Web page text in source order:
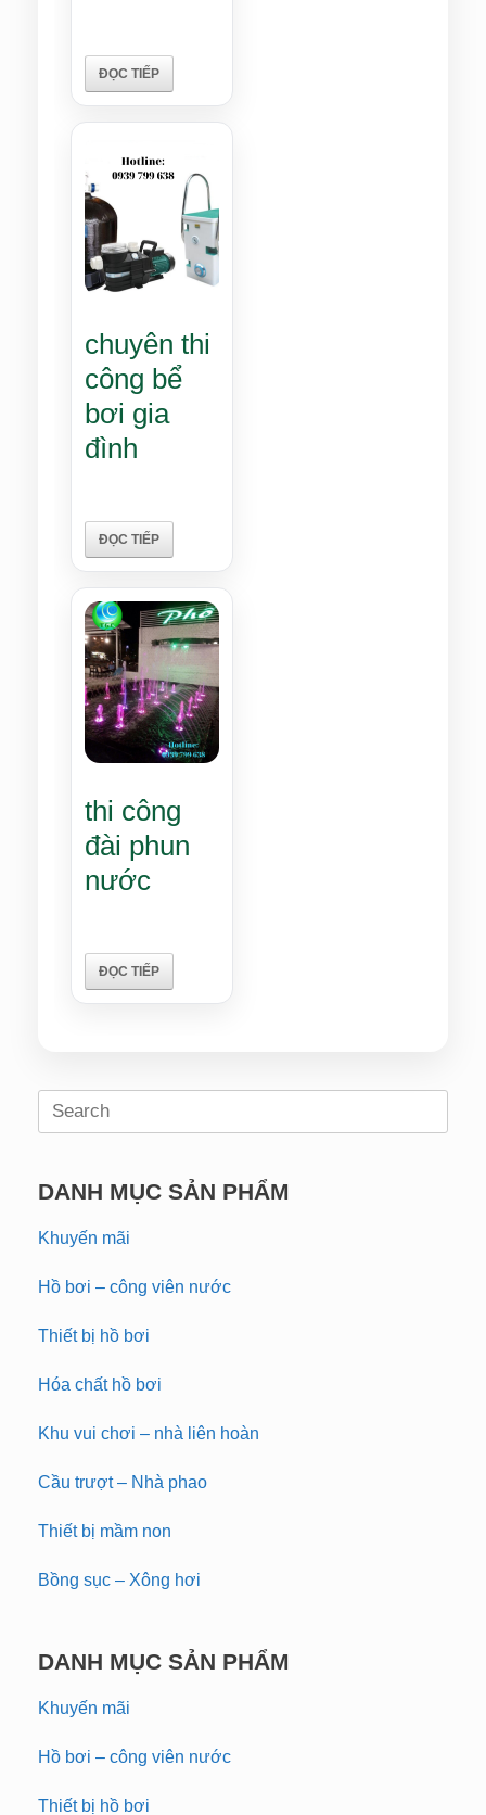
ĐỌC TIẾP
chuyên thi
công bể
bơi gia
đình
ĐỌC TIẾP
thi công
đài phun
nước
ĐỌC TIẾP
Search
DANH MỤC SẢN PHẨM
Khuyến mãi
Hồ bơi – công viên nước
Thiết bị hồ bơi
Hóa chất hồ bơi
Khu vui chơi – nhà liên hoàn
Cầu trượt – Nhà phao
Thiết bị mầm non
Bồng sục – Xông hơi
DANH MỤC SẢN PHẨM
Khuyến mãi
Hồ bơi – công viên nước
Thiết bị hồ bơi